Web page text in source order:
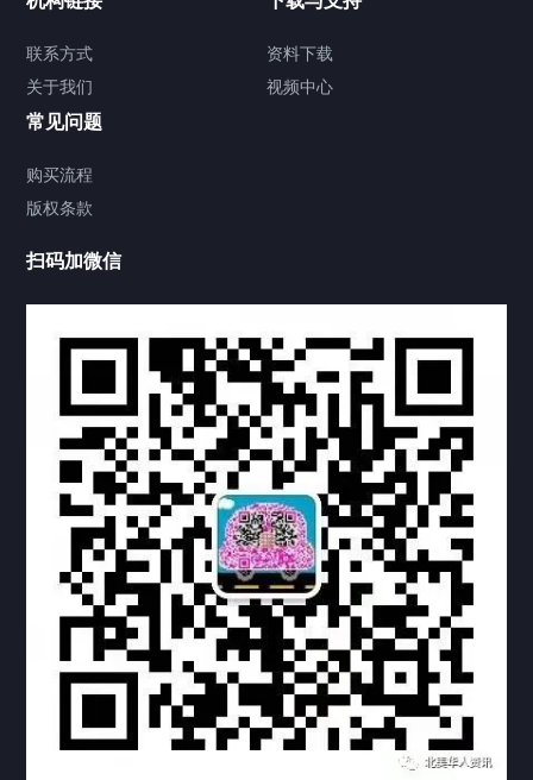
签署类文件海牙认证程序费用
视频中心
热门标签 TAG
机构链接
联系方式 关于我们
下载与支持
资料下载 视频中心
常见问题
购买流程 版权条款
联系方式
关于我们
资料下载
视频中心
常见问题
购买流程
版权条款
扫码加微信